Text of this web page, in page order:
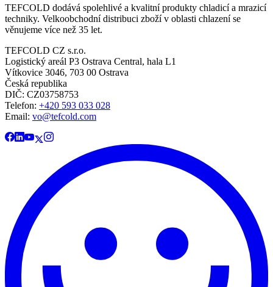
TEFCOLD dodává spolehlivé a kvalitní produkty chladicí a mrazicí
techniky. Velkoobchodní distribuci zboží v oblasti chlazení se
věnujeme více než 35 let.
TEFCOLD CZ s.r.o.
Logistický areál P3 Ostrava Central, hala L1
Vítkovice 3046, 703 00 Ostrava
Česká republika
DIČ: CZ03758753​​​​​​
Telefon: +420 593 033 028
Email: vo@tefcold.com